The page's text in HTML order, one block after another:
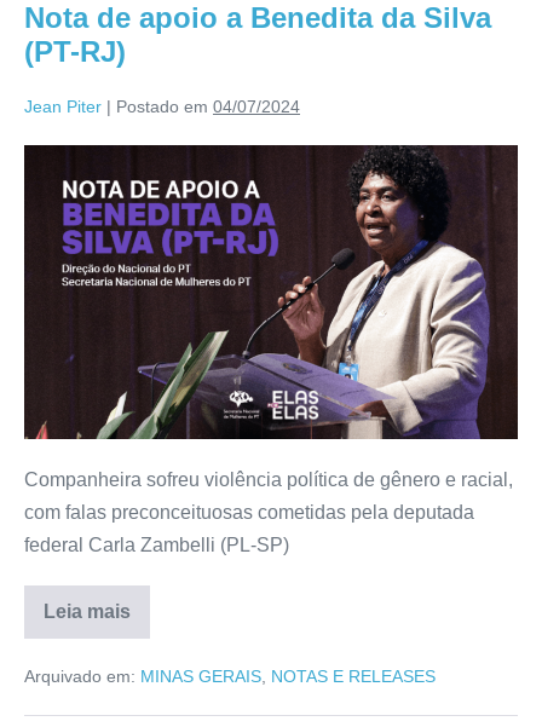
Nota de apoio a Benedita da Silva
(PT-RJ)
Jean Piter | Postado em 04/07/2024
Companheira sofreu violência política de gênero e racial,
com falas preconceituosas cometidas pela deputada
federal Carla Zambelli (PL-SP)
Leia mais
Arquivado em: MINAS GERAIS NOTAS E RELEASES